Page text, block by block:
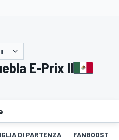
E-Prix II
DI PARTENZA FANBOOST